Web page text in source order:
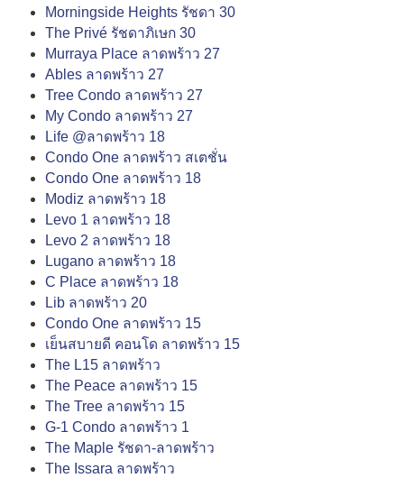
Morningside Heights รัชดา 30
The Privé รัชดาภิเษก 30
Murraya Place ลาดพร้าว 27
Ables ลาดพร้าว 27
Tree Condo ลาดพร้าว 27
My Condo ลาดพร้าว 27
Life @ลาดพร้าว 18
Condo One ลาดพร้าว สเตชั่น
Condo One ลาดพร้าว 18
Modiz ลาดพร้าว 18
Levo 1 ลาดพร้าว 18
Levo 2 ลาดพร้าว 18
Lugano ลาดพร้าว 18
C Place ลาดพร้าว 18
Lib ลาดพร้าว 20
Condo One ลาดพร้าว 15
เย็นสบายดี คอนโด ลาดพร้าว 15
The L15 ลาดพร้าว
The Peace ลาดพร้าว 15
The Tree ลาดพร้าว 15
G-1 Condo ลาดพร้าว 1
The Maple รัชดา-ลาดพร้าว
The Issara ลาดพร้าว